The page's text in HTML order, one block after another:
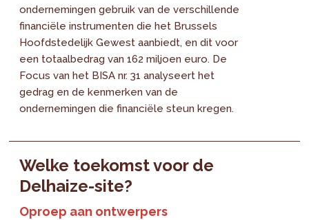
ondernemingen gebruik van de verschillende
financiële instrumenten die het Brussels
Hoofdstedelijk Gewest aanbiedt, en dit voor
een totaalbedrag van 162 miljoen euro. De
Focus van het BISA nr. 31 analyseert het
gedrag en de kenmerken van de
ondernemingen die financiële steun kregen.
Welke toekomst voor de
Delhaize-site?
Oproep aan ontwerpers